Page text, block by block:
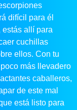
difícil para él
estás allí para
cuchillas
ellos. Con tu
más llevadero
caballeros,
de este mal
está listo para